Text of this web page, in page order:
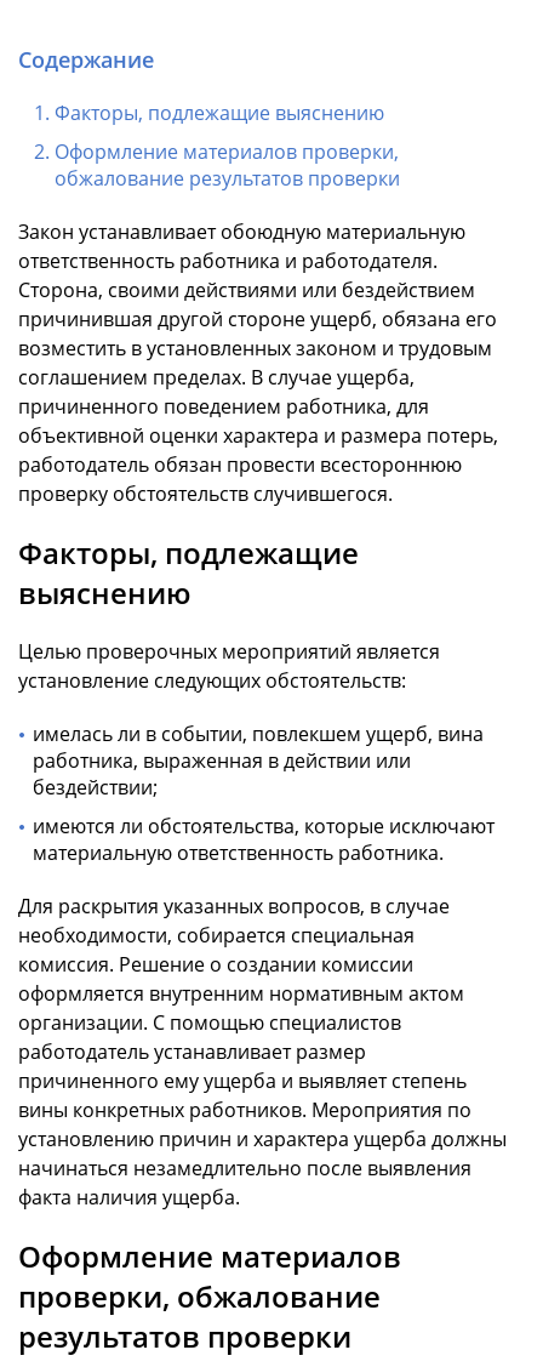
Содержание
Факторы, подлежащие выяснению
Оформление материалов проверки,
обжалование результатов проверки
Закон устанавливает обоюдную материальную
ответственность работника и работодателя.
Сторона, своими действиями или бездействием
причинившая другой стороне ущерб, обязана его
возместить в установленных законом и трудовым
соглашением пределах. В случае ущерба,
причиненного поведением работника, для
объективной оценки характера и размера потерь,
работодатель обязан провести всестороннюю
проверку обстоятельств случившегося.
Факторы, подлежащие
выяснению
Целью проверочных мероприятий является
установление следующих обстоятельств:
имелась ли в событии, повлекшем ущерб, вина
работника, выраженная в действии или
бездействии;
имеются ли обстоятельства, которые исключают
материальную ответственность работника.
Для раскрытия указанных вопросов, в случае
необходимости, собирается специальная
комиссия. Решение о создании комиссии
оформляется внутренним нормативным актом
организации. С помощью специалистов
работодатель устанавливает размер
причиненного ему ущерба и выявляет степень
вины конкретных работников. Мероприятия по
установлению причин и характера ущерба должны
начинаться незамедлительно после выявления
факта наличия ущерба.
Оформление материалов
проверки, обжалование
результатов проверки